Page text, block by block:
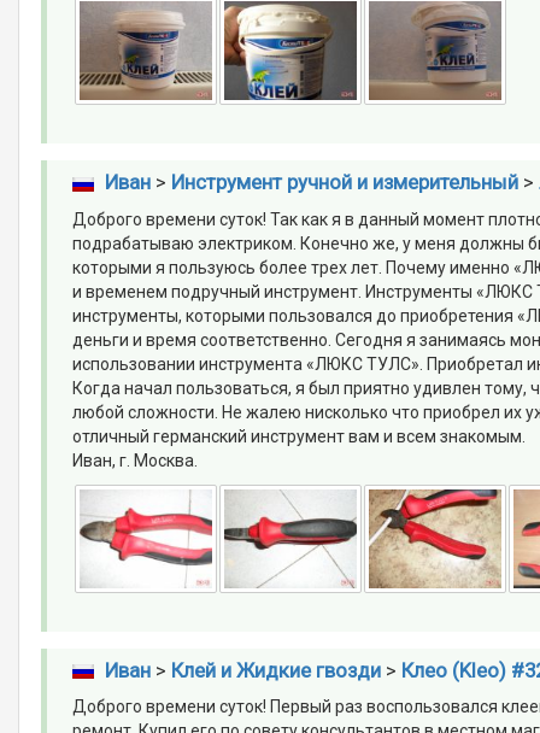
Иван> Инструмент ручной и измерительный>
Доброго времени суток! Так как я в данный момент
подрабатываю электриком. Конечно же, у меня должны
которыми я пользуюсь более трех лет. Почему именно
и временем подручный инструмент. Инструменты «ЛЮКС
инструменты, которыми пользовался до приобретения
деньги и время соответственно. Сегодня я занимаясь
использовании инструмента «ЛЮКС ТУЛС». Приобретал
Когда начал пользоваться, я был приятно удивлен
любой сложности. Не жалею нисколько что приобрел их
отличный германский инструмент вам и всем знакомым.
Иван, г. Москва.
Иван> Клей и Жидкие гвозди> Клео (Kleo)
Доброго времени суток! Первый раз воспользовался